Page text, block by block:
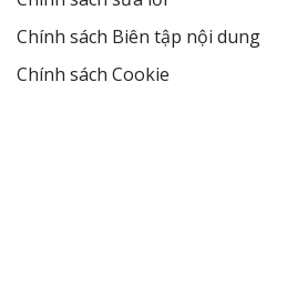
Chính sách Biên tập nội dung
Chính sách Cookie